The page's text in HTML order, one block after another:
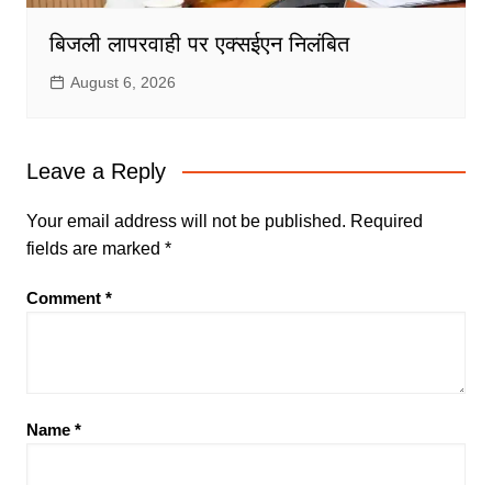
बिजली लापरवाही पर एक्सईएन निलंबित
August 6, 2026
Leave a Reply
Your email address will not be published. Required
fields are marked *
Comment *
Name *